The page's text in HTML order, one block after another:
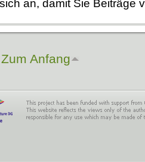
an, damit Sie Beiträge
Zum Anfang